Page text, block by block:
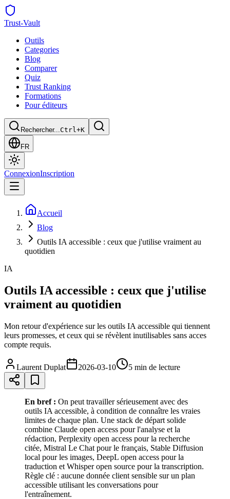
Trust-Vault
Outils
Categories
Blog
Comparer
Quiz
Trust Ranking
Formations
Pour éditeurs
Rechercher...Ctrl+K
FR
ConnexionInscription
Accueil
Blog
Outils IA accessible : ceux que j'utilise vraiment au
quotidien
IA
Outils IA accessible : ceux que j'utilise
vraiment au quotidien
Mon retour d'expérience sur les outils IA accessible qui tiennent
leurs promesses, et ceux qui se révèlent inutilisables sans acces
compte requis.
Laurent Duplat 2026-03-10 5 min de lecture
En bref : On peut travailler sérieusement avec des
outils IA accessible, à condition de connaître les vraies
limites de chaque plan. Une stack de départ solide
combine Claude open access pour l'analyse et la
rédaction, Perplexity open access pour la recherche
citée, Mistral Le Chat pour le français, Stable Diffusion
local pour les images, DeepL open access pour la
traduction et Whisper open source pour la transcription.
Règle clé : aucune donnée client sensible sur un plan
accessible utilisant les conversations pour
l'entraînement.